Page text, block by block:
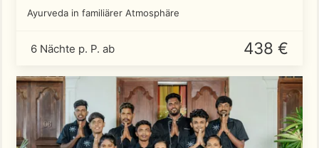
Ayurveda in familiärer Atmosphäre
6 Nächte p. P. ab 438 €